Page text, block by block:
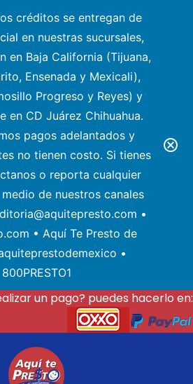
créditos se entregan de
en nuestras sucursales,
en Baja California (Tijuana,
Ensenada y Mexicali),
Progreso y Reyes) y
en CD Juárez Chihuahua.
pagos adelantados y
no tienen costo. Si tienes
o reporta cualquier
de nuestros canales
•
• Aquí Te Presto de
•
800PRESTO1
un pago? puedes hacerlo en: